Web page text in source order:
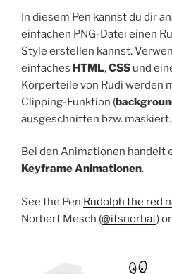
In diesem Pen kannst du dir
einfachen PNG-Datei einen
Style erstellen kannst.
einfaches HTML,CSS und
Körperteile von Rudi werden
Clipping-Funktion (
ausgeschnitten bzw. maskiert.
Bei den Animationen handelt
Keyframe Animationen.
See the Pen Rudolph the red
Norbert Mesch (@itsnorbat)